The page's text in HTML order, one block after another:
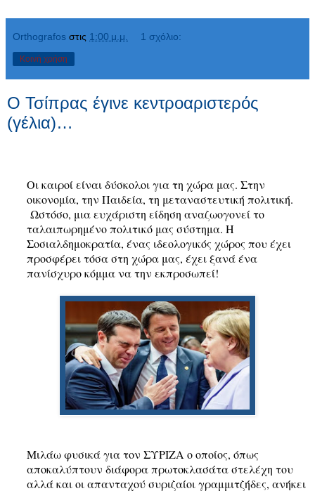
Orthografos στις 1:00 μ.μ. 1 σχόλιο:
Κοινή χρήση
Ο Τσίπρας έγινε κεντροαριστερός
(γέλια)…
Οι καιροί είναι δύσκολοι για τη χώρα μας. Στην
οικονομία, την Παιδεία, τη μεταναστευτική πολιτική.
Ωστόσο, μια ευχάριστη είδηση αναζωογονεί το
ταλαιπωρημένο πολιτικό μας σύστημα. Η
Σοσιαλδημοκρατία, ένας ιδεολογικός χώρος που έχει
προσφέρει τόσα στη χώρα μας, έχει ξανά ένα
πανίσχυρο κόμμα να την εκπροσωπεί!
Μιλάω φυσικά για τον ΣΥΡΙΖΑ ο οποίος, όπως
αποκαλύπτουν διάφορα πρωτοκλασάτα στελέχη του
αλλά και οι απανταχού συριζαίοι γραμμιτζήδες, ανήκει